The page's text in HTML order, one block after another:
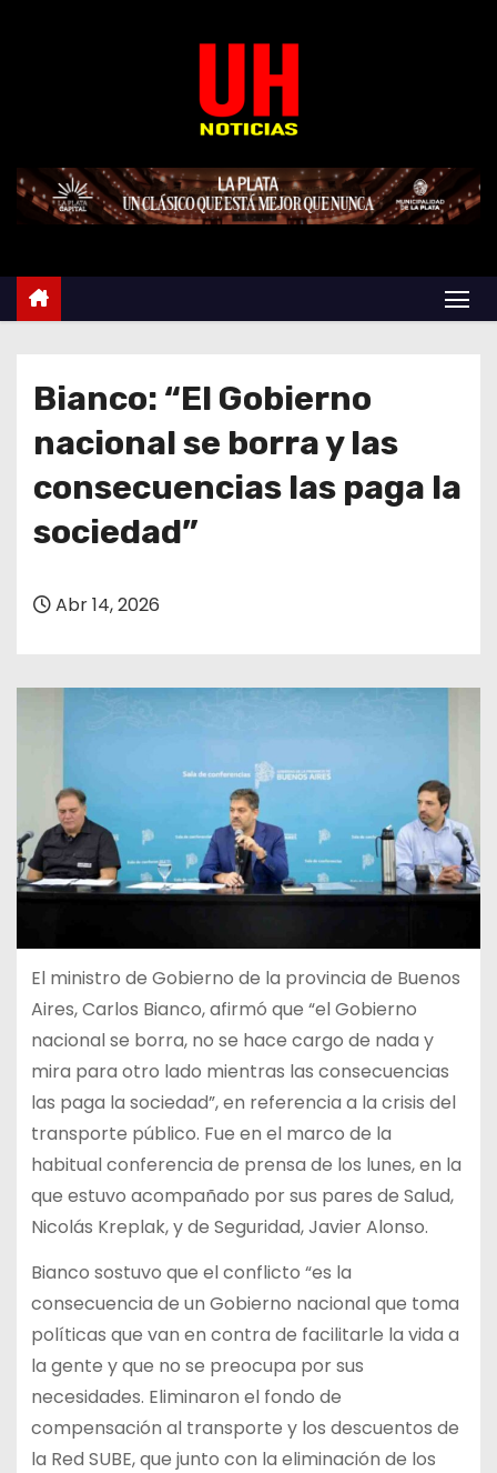
e
Bianco: “El Gobierno
nacional se borra y las
consecuencias las paga la
sociedad”
Abr 14, 2026
El ministro de Gobierno de la provincia de Buenos
Aires, Carlos Bianco, afirmó que “el Gobierno
nacional se borra, no se hace cargo de nada y
mira para otro lado mientras las consecuencias
las paga la sociedad”, en referencia a la crisis del
transporte público. Fue en el marco de la
habitual conferencia de prensa de los lunes, en la
que estuvo acompañado por sus pares de Salud,
Nicolás Kreplak, y de Seguridad, Javier Alonso.
Bianco sostuvo que el conflicto “es la
consecuencia de un Gobierno nacional que toma
políticas que van en contra de facilitarle la vida a
la gente y que no se preocupa por sus
necesidades. Eliminaron el fondo de
compensación al transporte y los descuentos de
la Red SUBE, que junto con la eliminación de los